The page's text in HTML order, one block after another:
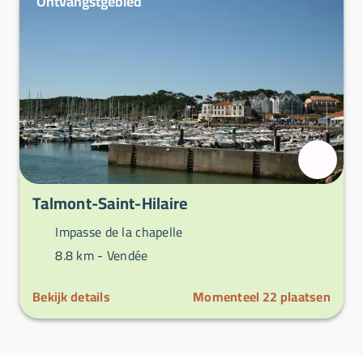
Talmont-Saint-Hilaire
Impasse de la chapelle
8.8 km - Vendée
Bekijk details
Momenteel 22 plaatsen